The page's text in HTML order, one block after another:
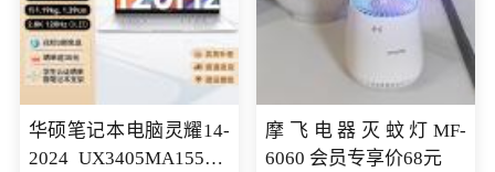
华硕笔记本电脑灵耀14-
2024 UX3405MA155夜
摩飞电器灭蚊灯MF-
6060 会员专享价68元